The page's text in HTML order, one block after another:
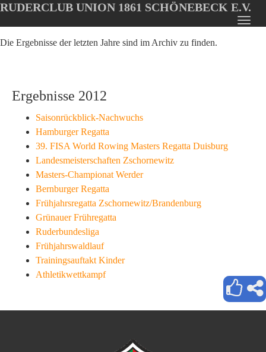
Oops, an error occurred! Code: 202608081701178c440d14
to
RUDERCLUB UNION 1861 SCHÖNEBECK E.V.
Die Ergebnisse der letzten Jahre sind im Archiv zu finden.
Ergebnisse 2012
Saisonrückblick-Nachwuchs
Hamburger Regatta
39. FISA World Rowing Masters Regatta Duisburg
Landesmeisterschaften Zschornewitz
Masters-Championat Werder
Bernburger Regatta
Frühjahrsregatta Zschornewitz/Brandenburg
Grünauer Frühregatta
Ruderbundesliga
Frühjahrswaldlauf
Trainingsauftakt Kinder
Athletikwettkampf